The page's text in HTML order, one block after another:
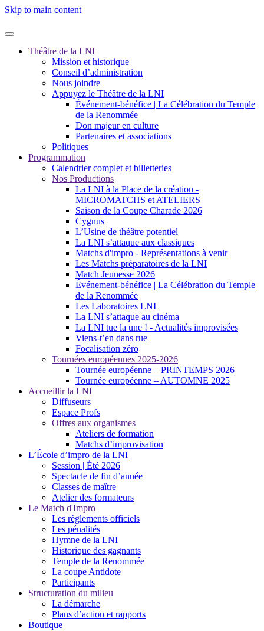
Skip to main content
Théâtre de la LNI
Mission et historique
Conseil d’administration
Nous joindre
Appuyez le Théâtre de la LNI
Événement-bénéfice | La Célébration du Temple
de la Renommée
Don majeur en culture
Partenaires et associations
Politiques
Programmation
Calendrier complet et billetteries
Nos Productions
La LNI à la Place de la création -
MICROMATCHS et ATELIERS
Saison de la Coupe Charade 2026
Cygnus
L’Usine de théâtre potentiel
La LNI s’attaque aux classiques
Matchs d'impro - Représentations à venir
Les Matchs préparatoires de la LNI
Match Jeunesse 2026
Événement-bénéfice | La Célébration du Temple
de la Renommée
Les Laboratoires LNI
La LNI s’attaque au cinéma
La LNI tue la une ! - Actualités improvisées
Viens-t’en dans rue
Focalisation zéro
Tournées européennes 2025-2026
Tournée européenne – PRINTEMPS 2026
Tournée européenne – AUTOMNE 2025
Accueillir la LNI
Diffuseurs
Espace Profs
Offres aux organismes
Ateliers de formation
Matchs d’improvisation
L’École d’impro de la LNI
Session | Été 2026
Spectacle de fin d’année
Classes de maître
Atelier des formateurs
Le Match d'Impro
Les règlements officiels
Les pénalités
Hymne de la LNI
Historique des gagnants
Temple de la Renommée
La coupe Antidote
Participants
Structuration du milieu
La démarche
Plans d’action et rapports
Boutique